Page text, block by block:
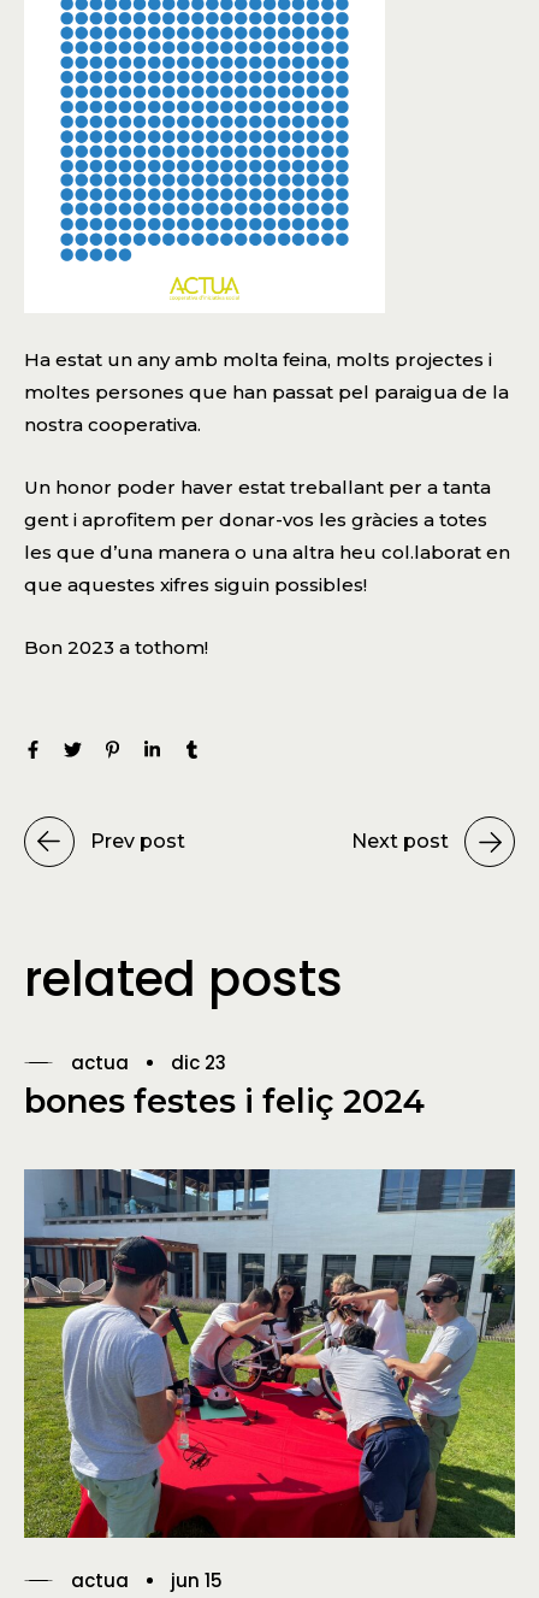
Ha estat un any amb molta feina, molts projectes i
moltes persones que han passat pel paraigua de la
nostra cooperativa.
Un honor poder haver estat treballant per a tanta
gent i aprofitem per donar-vos les gràcies a totes
les que d’una manera o una altra heu col.laborat en
que aquestes xifres siguin possibles!
Bon 2023 a tothom!
Prev post Next post
related posts
actua dic 23
bones festes i feliç 2024
actua jun 15